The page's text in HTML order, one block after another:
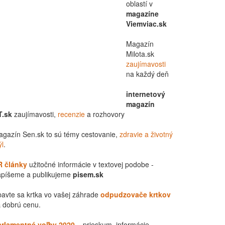
oblastí v
magazíne
Viemviac.sk
Magazín
Milota.sk
zaujímavosti
na každý deň
internetový
magazín
zaujímavosti, recenzie a rozhovory
Sen.sk to sú témy cestovanie, zdravie a životný
.
články užitočné informácie v textovej podobe -
a publikujemepisem.sk
sa krtka vo vašej záhrade odpudzovače krtkov
dobrú cenu.